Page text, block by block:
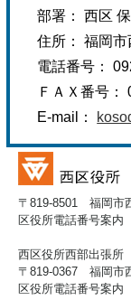
部署： 西区
住所： 福岡
電話番号：
ＦＡＸ番号：
E-mail：
〒819-8501 福岡市
区役所電話番号案内
西区役所西部出張所
〒819-0367 福岡市
区役所電話番号案